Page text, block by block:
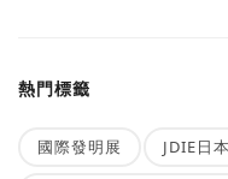
熱門標籤
國際發明展 JDIE日